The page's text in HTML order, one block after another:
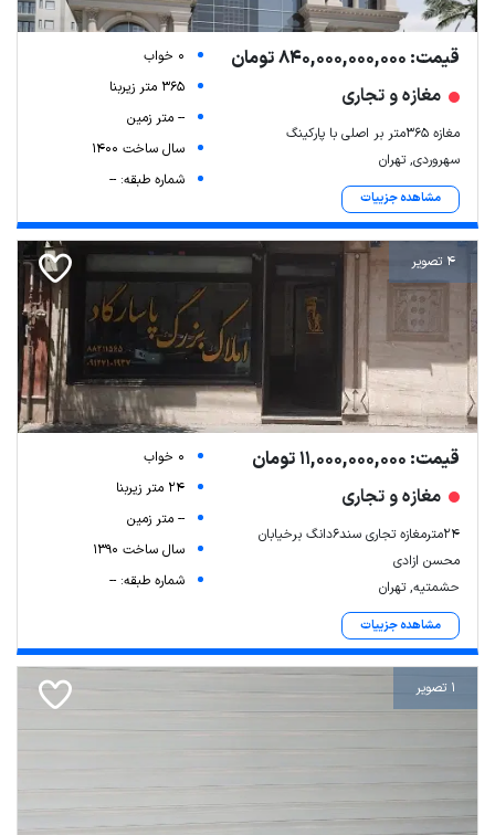
قیمت: 840,000,000,000 تومان
مغازه و تجاری
مغازه ۳۶۵متر بر اصلی با پارکینگ
سهروردی, تهران
مشاهده جزییات
0 خواب
365 متر زیربنا
-- متر زمین
سال ساخت 1400
شماره طبقه: --
4 تصویر
قیمت: 11,000,000,000 تومان
مغازه و تجاری
۲۴مترمغازه تجاری سند۶دانگ برخیابان
محسن ازادی
حشمتیه, تهران
مشاهده جزییات
0 خواب
24 متر زیربنا
-- متر زمین
سال ساخت 1390
شماره طبقه: --
1 تصویر